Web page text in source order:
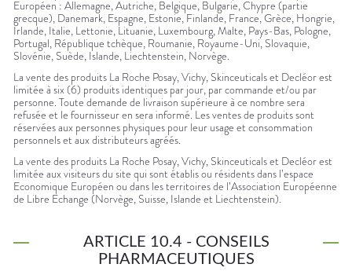
Européen : Allemagne, Autriche, Belgique, Bulgarie, Chypre (partie
grecque), Danemark, Espagne, Estonie, Finlande, France, Grèce, Hongrie,
Irlande, Italie, Lettonie, Lituanie, Luxembourg, Malte, Pays-Bas, Pologne,
Portugal, République tchèque, Roumanie, Royaume-Uni, Slovaquie,
Slovénie, Suède, Islande, Liechtenstein, Norvège.
La vente des produits La Roche Posay, Vichy, Skinceuticals et Decléor est
limitée à six (6) produits identiques par jour, par commande et/ou par
personne. Toute demande de livraison supérieure à ce nombre sera
refusée et le fournisseur en sera informé. Les ventes de produits sont
réservées aux personnes physiques pour leur usage et consommation
personnels et aux distributeurs agréés.
La vente des produits La Roche Posay, Vichy, Skinceuticals et Decléor est
limitée aux visiteurs du site qui sont établis ou résidents dans l’espace
Economique Européen ou dans les territoires de l’Association Européenne
de Libre Echange (Norvège, Suisse, Islande et Liechtenstein).
ARTICLE 10.4 - CONSEILS
PHARMACEUTIQUES